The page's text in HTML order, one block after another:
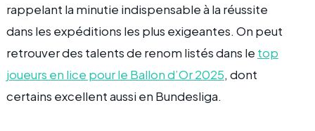
rappelant la minutie indispensable à la réussite
dans les expéditions les plus exigeantes. On peut
retrouver des talents de renom listés dans le top
joueurs en lice pour le Ballon d’Or 2025, dont
certains excellent aussi en Bundesliga.